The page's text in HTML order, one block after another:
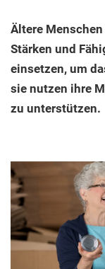
Ältere
Stärken und
einsetzen, um
sie nutzen ihre
zu unterstützen.